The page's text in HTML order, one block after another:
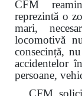
CFM
reprezintă o
mari,
locomotivă
consecință,
accidentelor
persoane,
CFM